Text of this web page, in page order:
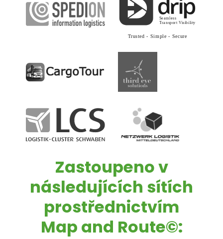
Zastoupeno v
následujících sítích
prostřednictvím
Map and Route©: